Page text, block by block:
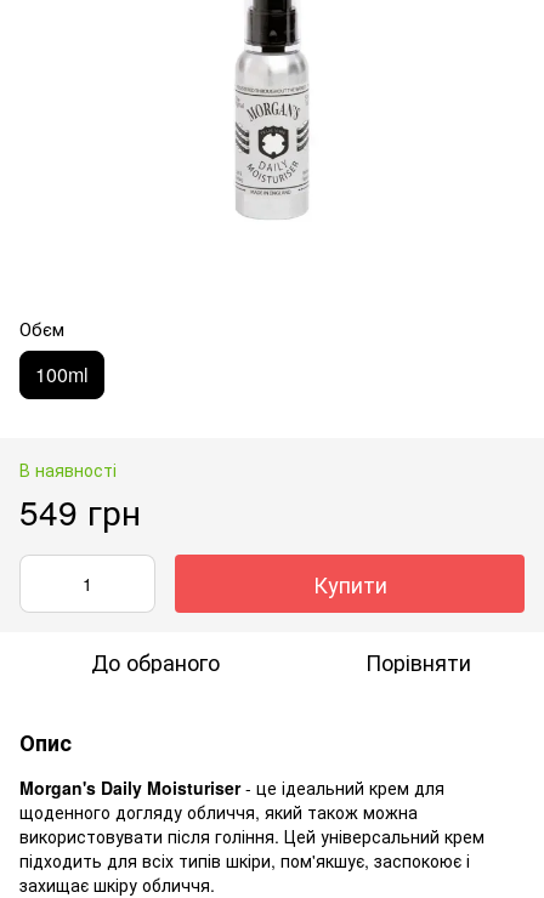
Обєм
100ml
В наявності
549 грн
Купити
До обраного Порівняти
Опис
Morgan's Daily Moisturiser- це ідеальний крем для
щоденного догляду обличчя, який також можна
використовувати після гоління. Цей універсальний крем
підходить для всіх типів шкіри, пом'якшує, заспокоює і
захищає шкіру обличчя.